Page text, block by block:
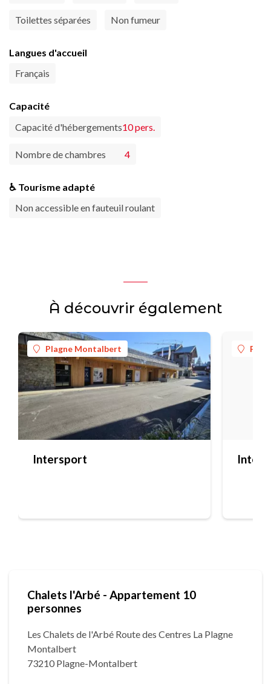
Toilettes séparées Non fumeur
Langues d'accueil
Français
Capacité
Capacité d'hébergements10 pers.
Nombre de chambres 4
♿ Tourisme adapté
Non accessible en fauteuil roulant
À découvrir également
Plagne Montalbert
Intersport
Chalets l'Arbé - Appartement 10
personnes
Les Chalets de l'Arbé Route des Centres La Plagne
Montalbert
73210 Plagne-Montalbert